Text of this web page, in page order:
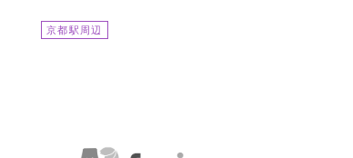
京都駅周辺